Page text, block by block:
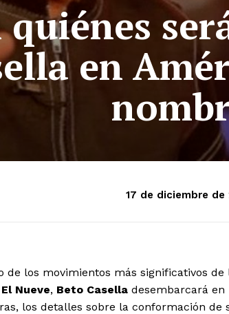
en
17 de diciembre de
de los movimientos más significativos
El Nueve, Beto Casella desembarcará
los detalles sobre la conformación de